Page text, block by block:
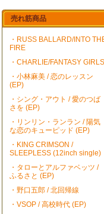
売れ筋商品
・RUSS BALLARD/INTO
FIRE
・CHARLIE/FANTASY GIRLS
・小林麻美 / 恋のレッスン
(EP)
・シング・アウト / 愛のつば
さを (EP)
・リンリン・ランラン / 陽気
な恋のキューピッド (EP)
・KING CRIMSON /
SLEEPLESS (12inch single)
・タローとアルファベッツ /
ふるさと (EP)
・野口五郎 / 北回帰線
・VSOP / 高校時代 (EP)